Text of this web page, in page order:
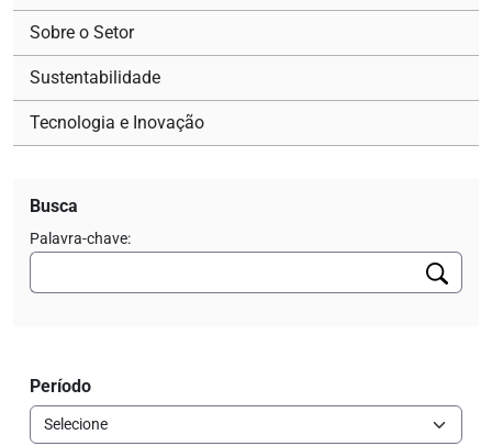
Sobre o Setor
Sustentabilidade
Tecnologia e Inovação
Busca
Palavra-chave:
Período